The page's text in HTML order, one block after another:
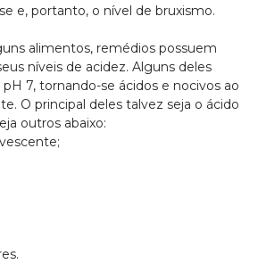
e, portanto, o nível de bruxismo.
alimentos, remédios possuem
níveis de acidez. Alguns deles
7, tornando-se ácidos e nocivos ao
O principal deles talvez seja o ácido
outros abaixo: